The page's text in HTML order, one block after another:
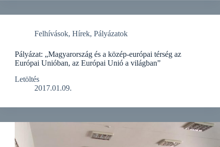
Felhívások, Hírek, Pályázatok
Pályázat: „Magyarország és a közép-európai térség az
Európai Unióban, az Európai Unió a világban”
Letöltés
2017.01.09.